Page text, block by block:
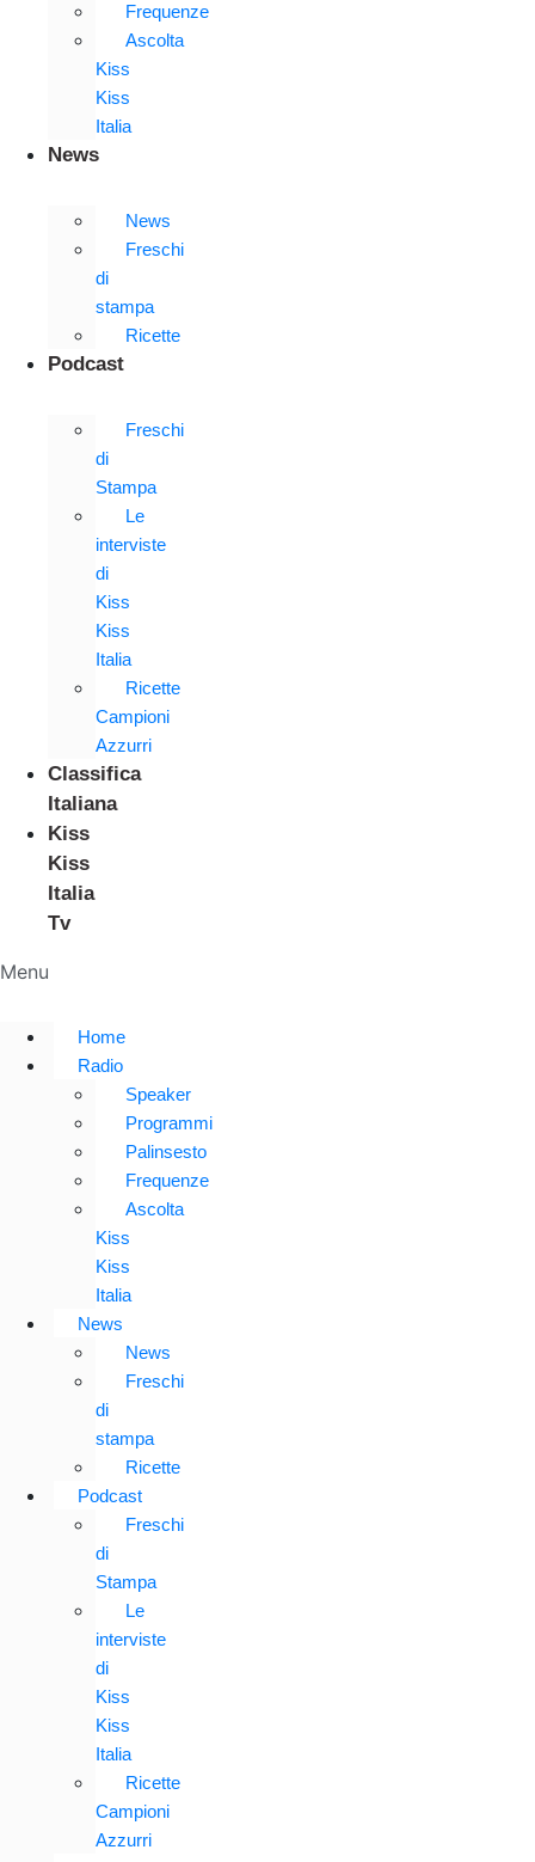
Frequenze
Ascolta
Kiss
Kiss
Italia
News
News
Freschi
di
stampa
Ricette
Podcast
Freschi
di
Stampa
Le
interviste
di
Kiss
Kiss
Italia
Ricette
Campioni
Azzurri
Classifica
Italiana
Kiss
Kiss
Italia
Tv
Menu
Home
Radio
Speaker
Programmi
Palinsesto
Frequenze
Ascolta
Kiss
Kiss
Italia
News
News
Freschi
di
stampa
Ricette
Podcast
Freschi
di
Stampa
Le
interviste
di
Kiss
Kiss
Italia
Ricette
Campioni
Azzurri